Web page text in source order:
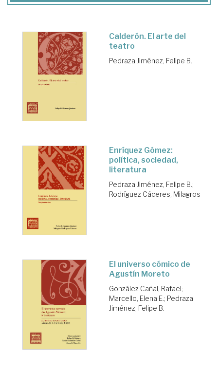
Calderón. El arte del
teatro
Pedraza Jiménez, Felipe B.
Enríquez Gómez:
política, sociedad,
literatura
Pedraza Jiménez, Felipe B.;
Rodríguez Cáceres, Milagros
El universo cómico de
Agustín Moreto
González Cañal, Rafael;
Marcello, Elena E.; Pedraza
Jiménez, Felipe B.